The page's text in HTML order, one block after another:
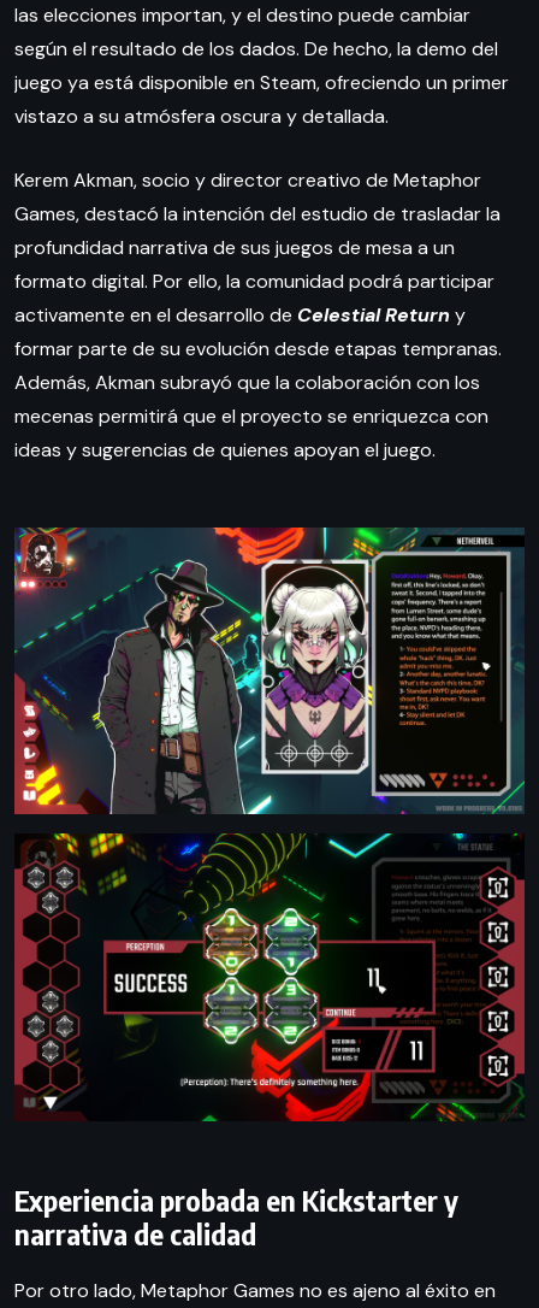
las elecciones importan, y el destino puede cambiar
según el resultado de los dados. De hecho, la demo del
juego ya está disponible en Steam, ofreciendo un primer
vistazo a su atmósfera oscura y detallada.
Kerem Akman, socio y director creativo de Metaphor
Games, destacó la intención del estudio de trasladar la
profundidad narrativa de sus juegos de mesa a un
formato digital. Por ello, la comunidad podrá participar
activamente en el desarrollo de Celestial Return y
formar parte de su evolución desde etapas tempranas.
Además, Akman subrayó que la colaboración con los
mecenas permitirá que el proyecto se enriquezca con
ideas y sugerencias de quienes apoyan el juego.
Experiencia probada en Kickstarter y
narrativa de calidad
Por otro lado, Metaphor Games no es ajeno al éxito en